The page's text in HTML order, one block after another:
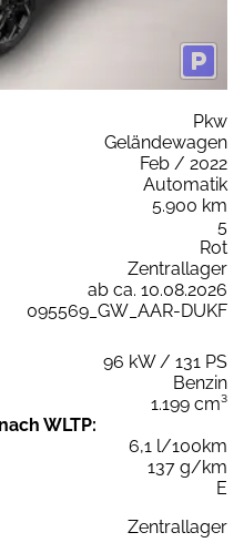
Pkw
Geländewagen
Feb / 2022
Automatik
5.900 km
5
Rot
Zentrallager
ab ca. 10.08.2026
095569_GW_AAR-DUKF
96 kW / 131 PS
Benzin
1.199 cm³
WLTP:
6,1 l/100km
137 g/km
E
Zentrallager